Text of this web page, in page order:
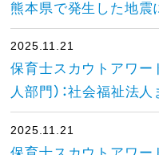
熊本県で発生した地震
2025.11.21
保育士スカウトアワー
人部門）：社会福祉法
2025.11.21